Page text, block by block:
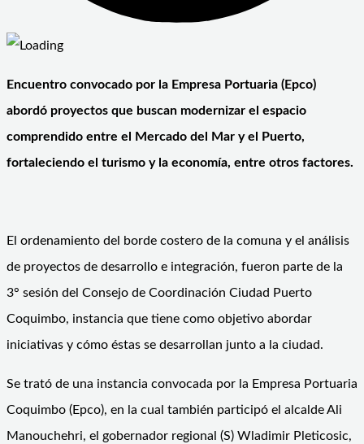
Encuentro convocado por la Empresa Portuaria (Epco)
abordó proyectos que buscan modernizar el espacio
comprendido entre el Mercado del Mar y el Puerto,
fortaleciendo el turismo y la economía, entre otros factores.
El ordenamiento del borde costero de la comuna y el análisis
de proyectos de desarrollo e integración, fueron parte de la
3° sesión del Consejo de Coordinación Ciudad Puerto
Coquimbo, instancia que tiene como objetivo abordar
iniciativas y cómo éstas se desarrollan junto a la ciudad.
Se trató de una instancia convocada por la Empresa Portuaria
Coquimbo (Epco), en la cual también participó el alcalde Ali
Manouchehri, el gobernador regional (S) Wladimir Pleticosic,